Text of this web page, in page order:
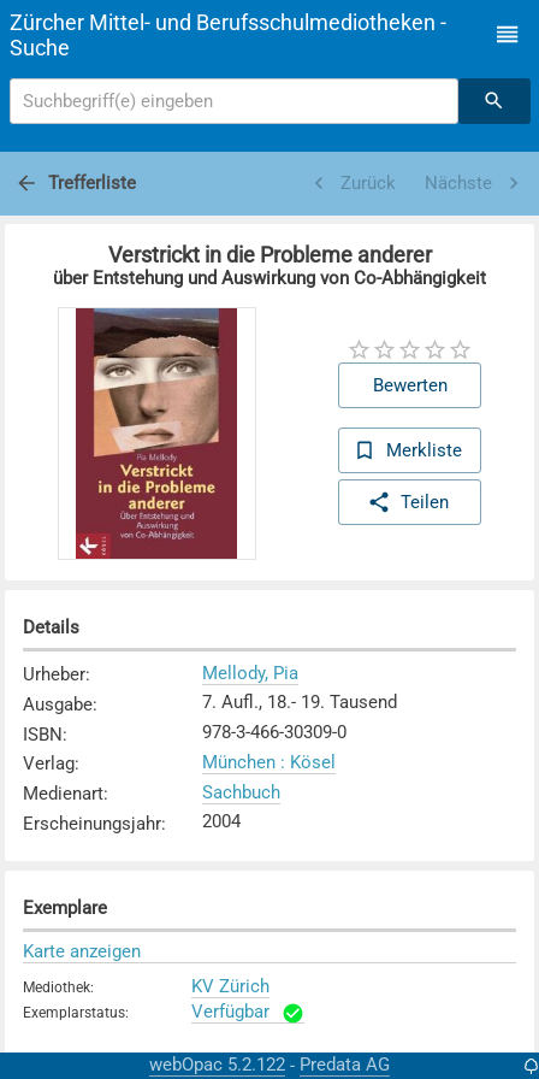
Zürcher Mittel- und Berufsschulmediotheken -
Suche
Suchbegriff(e) eingeben
Trefferliste Zurück Nächste
Verstrickt in die Probleme anderer
über Entstehung und Auswirkung von Co-Abhängigkeit
Bewerten
Merkliste
Teilen
Details
Urheber:
Mellody, Pia
Ausgabe:
7. Aufl., 18.- 19. Tausend
ISBN:
978-3-466-30309-0
Verlag:
München : Kösel
Medienart:
Sachbuch
Erscheinungsjahr: 2004
Exemplare
Karte anzeigen
Mediothek: KV Zürich
Exemplarstatus: Verfügbar
webOpac 5.2.122 - Predata AG